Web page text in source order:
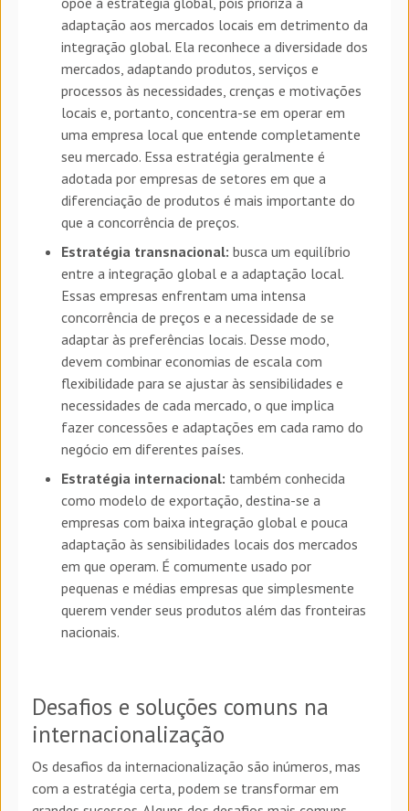
adaptação aos mercados locais em detrimento da
integração global. Ela reconhece a diversidade dos
mercados, adaptando produtos, serviços e
processos às necessidades, crenças e motivações
locais e, portanto, concentra-se em operar em
uma empresa local que entende completamente
seu mercado. Essa estratégia geralmente é
adotada por empresas de setores em que a
diferenciação de produtos é mais importante do
que a concorrência de preços.
Estratégia transnacional: busca um equilíbrio
entre a integração global e a adaptação local.
Essas empresas enfrentam uma intensa
concorrência de preços e a necessidade de se
adaptar às preferências locais. Desse modo,
devem combinar economias de escala com
flexibilidade para se ajustar às sensibilidades e
necessidades de cada mercado, o que implica
fazer concessões e adaptações em cada ramo do
negócio em diferentes países.
Estratégia internacional: também conhecida
como modelo de exportação, destina-se a
empresas com baixa integração global e pouca
adaptação às sensibilidades locais dos mercados
em que operam. É comumente usado por
pequenas e médias empresas que simplesmente
querem vender seus produtos além das fronteiras
nacionais.
Desafios e soluções comuns na
internacionalização
Os desafios da internacionalização são inúmeros, mas
com a estratégia certa, podem se transformar em